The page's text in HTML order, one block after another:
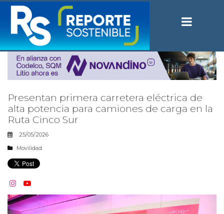
Presentan primera carretera eléctrica de
alta potencia para camiones de carga en la
Ruta Cinco Sur
25/05/2026
Movilidad
 